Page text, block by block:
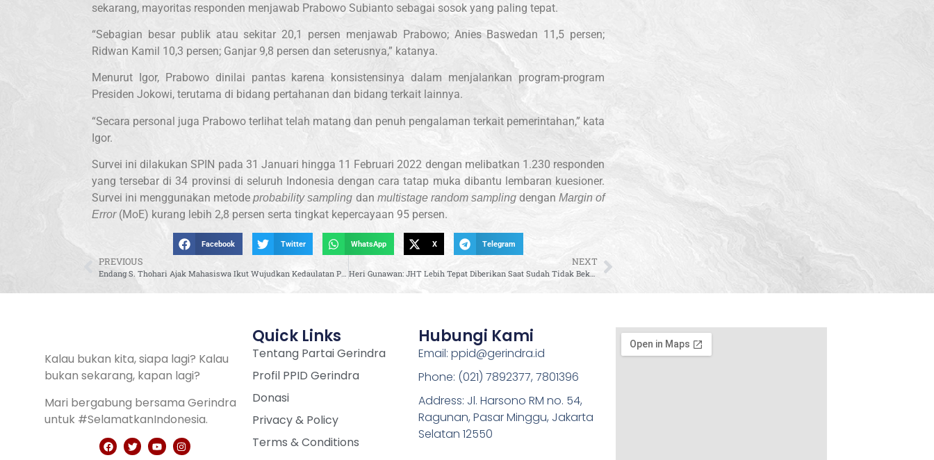
sekarang, mayoritas responden menjawab Prabowo Subianto sebagai sosok yang paling tepat.
“Sebagian besar publik atau sekitar 20,1 persen menjawab Prabowo; Anies Baswedan 11,5 persen;
Ridwan Kamil 10,3 persen; Ganjar 9,8 persen dan seterusnya,” katanya.
Menurut Igor, Prabowo dinilai pantas karena konsistensinya dalam menjalankan program-program
Presiden Jokowi, terutama di bidang pertahanan dan bidang terkait lainnya.
“Secara personal juga Prabowo terlihat telah matang dan penuh pengalaman terkait pemerintahan,” kata
Igor.
Survei ini dilakukan SPIN pada 31 Januari hingga 11 Februari 2022 dengan melibatkan 1.230 responden
yang tersebar di 34 provinsi di seluruh Indonesia dengan cara tatap muka dibantu lembaran kuesioner.
Survei ini menggunakan metodeprobability sampling dan multistage random samplingdengan Margin of
Error(MoE) kurang lebih 2,8 persen serta tingkat kepercayaan 95 persen.
Facebook Twitter WhatsApp X Telegram
PREVIOUS NEXT
Heri Gunawan: JHT Lebih Tepat Diberikan Saat Sudah Tidak Bekerja Lagi, Bukan Menunggu Usia 56 Tahun
Kalau bukan kita, siapa lagi? Kalau
bukan sekarang, kapan lagi?
Mari bergabung bersama Gerindra
untuk #SelamatkanIndonesia.
Quick Links
Tentang Partai Gerindra
Profil PPID Gerindra
Donasi
Privacy & Policy
Terms & Conditions
Hubungi Kami
Email: ppid@gerindra.id
Phone: (021) 7892377, 7801396
Address: Jl. Harsono RM no. 54,
Ragunan, Pasar Minggu, Jakarta
Selatan 12550